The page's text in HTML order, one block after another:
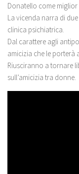
Donatello come miglior
La vicenda narra di
clinica psichiatrica.
Dal carattere agli
amicizia che le porterà
Riusciranno a tornare
sull’amicizia tra donne.